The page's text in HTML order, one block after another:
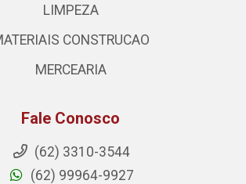
LIMPEZA
CONSTRUCAO
MERCEARIA
Fale Conosco
(62) 3310-3544
(62) 99964-9927